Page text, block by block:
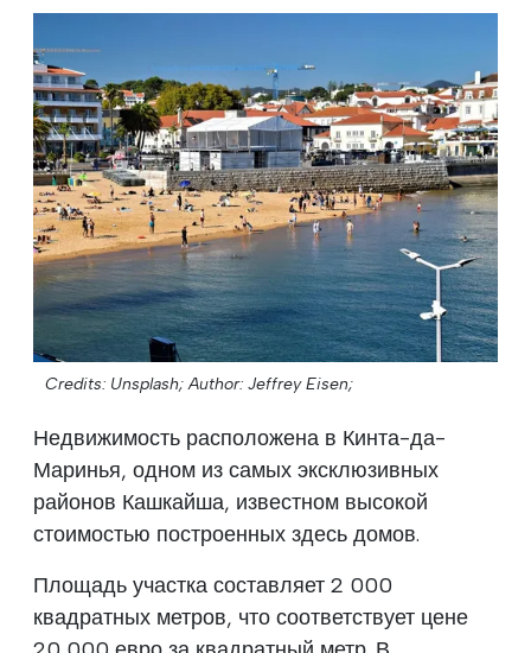
Credits: Unsplash; Author: Jeffrey Eisen;
Недвижимость расположена в Кинта-да-
Маринья, одном из самых эксклюзивных
районов Кашкайша, известном высокой
стоимостью построенных здесь домов.
Площадь участка составляет 2 000
квадратных метров, что соответствует цене